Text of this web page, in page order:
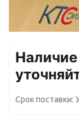
Срок поставки: